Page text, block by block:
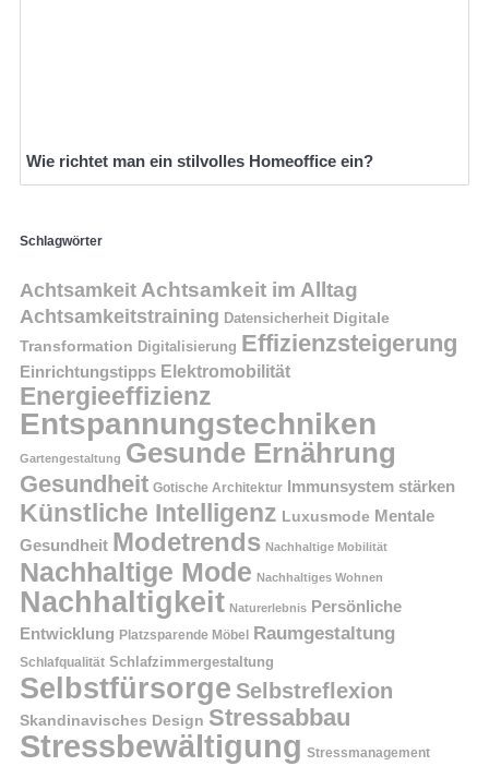
Wie richtet man ein stilvolles Homeoffice ein?
Schlagwörter
Achtsamkeit Achtsamkeit im Alltag
Achtsamkeitstraining Datensicherheit Digitale
Transformation Digitalisierung Effizienzsteigerung
Einrichtungstipps Elektromobilität
Energieeffizienz
Entspannungstechniken
Gartengestaltung Gesunde Ernährung
Gesundheit Gotische Architektur Immunsystem stärken
Künstliche Intelligenz Luxusmode Mentale
Gesundheit Modetrends Nachhaltige Mobilität
Nachhaltige Mode Nachhaltiges Wohnen
Nachhaltigkeit Naturerlebnis Persönliche
Entwicklung Platzsparende Möbel Raumgestaltung
Schlafqualität Schlafzimmergestaltung
Selbstfürsorge Selbstreflexion
Skandinavisches Design Stressabbau
Stressbewältigung Stressmanagement